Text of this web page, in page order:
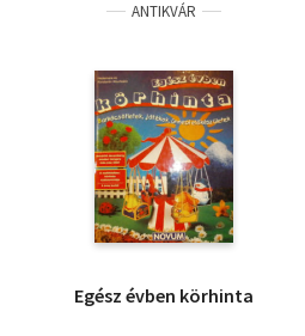
ANTIKVÁR
Egész évben körhinta